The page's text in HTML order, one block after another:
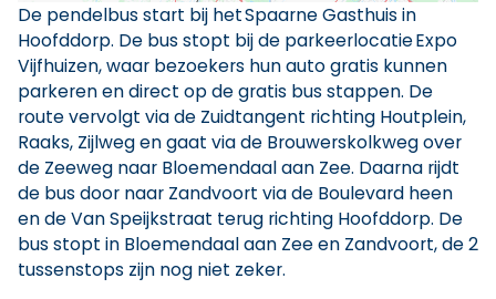
De pendelbus start bij het Spaarne Gasthuis in
Hoofddorp. De bus stopt bij de parkeerlocatie Expo
Vijfhuizen, waar bezoekers hun auto gratis kunnen
parkeren en direct op de gratis bus stappen. De
route vervolgt via de Zuidtangent richting Houtplein,
Raaks, Zijlweg en gaat via de Brouwerskolkweg over
de Zeeweg naar Bloemendaal aan Zee. Daarna rijdt
de bus door naar Zandvoort via de Boulevard heen
en de Van Speijkstraat terug richting Hoofddorp. De
bus stopt in Bloemendaal aan Zee en Zandvoort, de 2
tussenstops zijn nog niet zeker.